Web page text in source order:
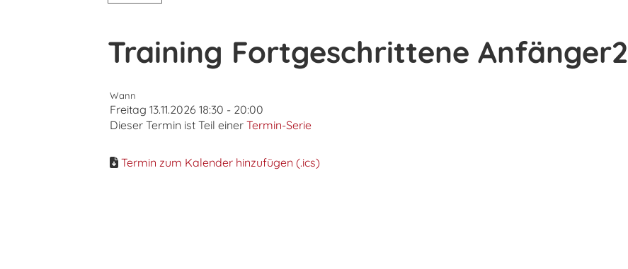
Training Fortgeschrittene Anfänger2
Wann
Freitag 13.11.2026 18:30 - 20:00
Dieser Termin ist Teil einer Termin-Serie
Termin zum Kalender hinzufügen (.ics)